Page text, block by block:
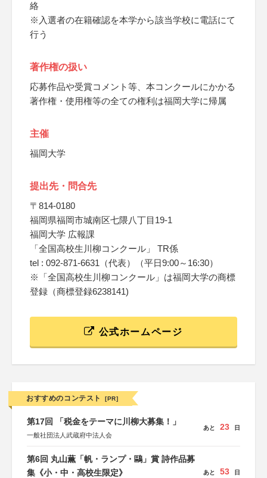
絡
※入選者の在籍確認を本学から該当学校に電話にて
行う
著作権の扱い
応募作品や受賞コメント等、本コンクールにかかる
著作権・使用権等の全ての権利は福岡大学に帰属
主催
福岡大学
提出先・問合先
〒814-0180
福岡県福岡市城南区七隈八丁目19-1
福岡大学 広報課
「全国高校生川柳コンクール」 TR係
tel : 092-871-6631（代表）（平日9:00～16:30）
※「全国高校生川柳コンクール」は福岡大学の商標
登録（商標登録6238141)
公式ホームページ
おすすめのコンテスト [PR]
第17回 「税金をテーマに川柳大募集！」
一般社団法人武蔵府中法人会
あと 23 日
第6回 丸山薫「帆・ランプ・鷗」賞 詩作品募
集《小・中・高校生限定》
あと 53 日